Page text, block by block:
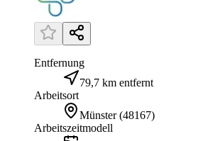
Entfernung
79,7 km entfernt
Arbeitsort
Münster (48167)
Arbeitszeitmodell